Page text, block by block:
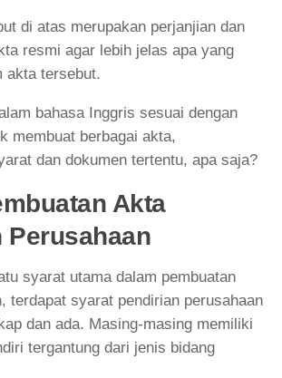
di atas merupakan perjanjian dan
resmi agar lebih jelas apa yang
akta tersebut.
bahasa Inggris sesuai dengan
membuat berbagai akta,
dan dokumen tertentu, apa saja?
Akta
Perusahaan
syarat utama dalam pembuatan
terdapat syarat pendirian perusahaan
dan ada. Masing-masing memiliki
tergantung dari jenis bidang